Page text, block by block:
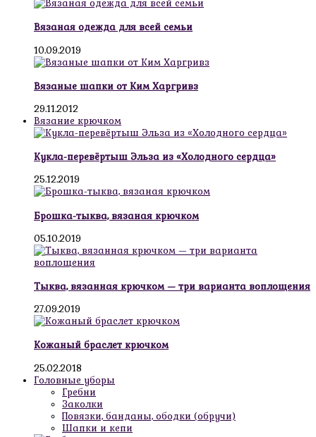
Вязаная одежда для всей семьи
10.09.2019
Вязаные шапки от Ким Харгривз
29.11.2012
Вязание крючком
Кукла-перевёртыш Эльза из «Холодного сердца»
25.12.2019
Брошка-тыква, вязаная крючком
05.10.2019
Тыква, вязанная крючком — три варианта воплощения
27.09.2019
Кожаный браслет крючком
25.02.2018
Головные уборы
Гребни
Заколки
Повязки, банданы, ободки (обручи)
Шапки и кепи